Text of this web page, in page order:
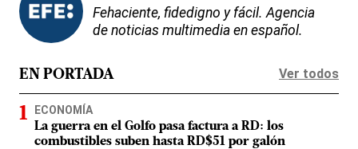
Fehaciente, fidedigno y fácil. Agencia
de noticias multimedia en español.
EN PORTADA Ver todos
ECONOMÍA
La guerra en el Golfo pasa factura a RD: los
combustibles suben hasta RD$51 por galón